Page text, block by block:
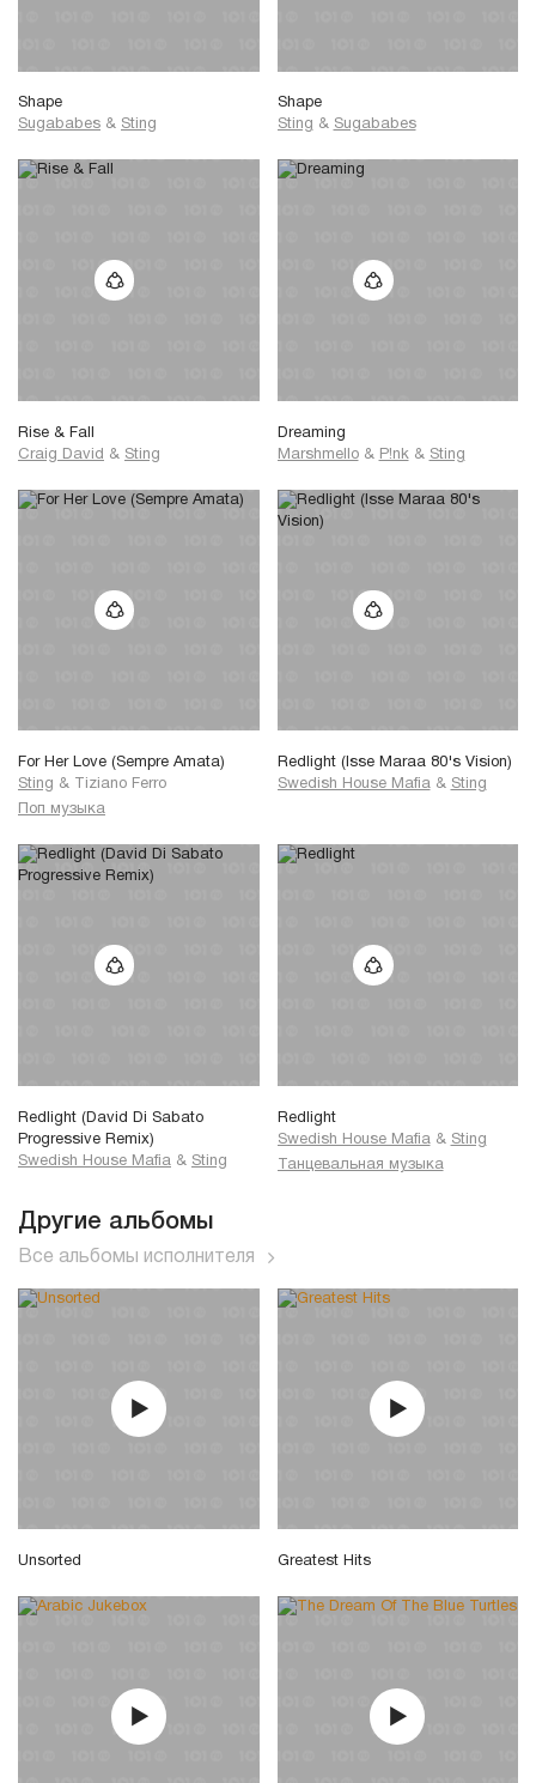
Shape
Sugababes & Sting
Shape
Sting & Sugababes
Rise & Fall
Craig David & Sting
Dreaming
Marshmello & P!nk & Sting
For Her Love (Sempre Amata)
Sting &
Tiziano Ferro
Поп музыка
Redlight (Isse Maraa 80's Vision)
Swedish House Mafia & Sting
Redlight (David Di Sabato
Progressive Remix)
Swedish House Mafia & Sting
Redlight
Swedish House Mafia & Sting
Танцевальная музыка
Другие альбомы
Все альбомы исполнителя
Unsorted Greatest Hits